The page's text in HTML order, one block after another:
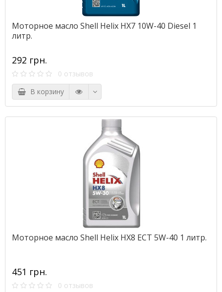
Моторное масло Shell Helix HX7 10W-40 Diesel 1
литр.
292 грн.
0 отзывов
В корзину
Моторное масло Shell Helix HX8 ECT 5W-40 1 литр.
451 грн.
0 отзывов